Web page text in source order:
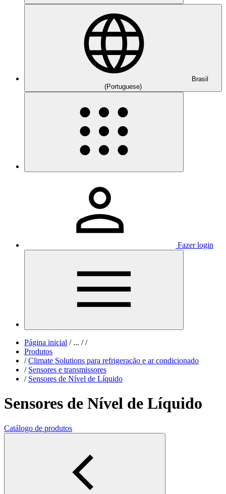
Brasil
(Portuguese)
Fazer login
Página inicial /... / /
Produtos
/ Climate Solutions para refrigeração e ar condicionado
/ Sensores e transmissores
/ Sensores de Nível de Líquido
Sensores de Nível de Líquido
Catálogo de produtos